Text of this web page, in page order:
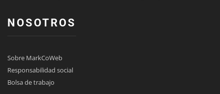
NOSOTROS
Sobre MarkCoWeb
Responsabilidad social
Bolsa de trabajo